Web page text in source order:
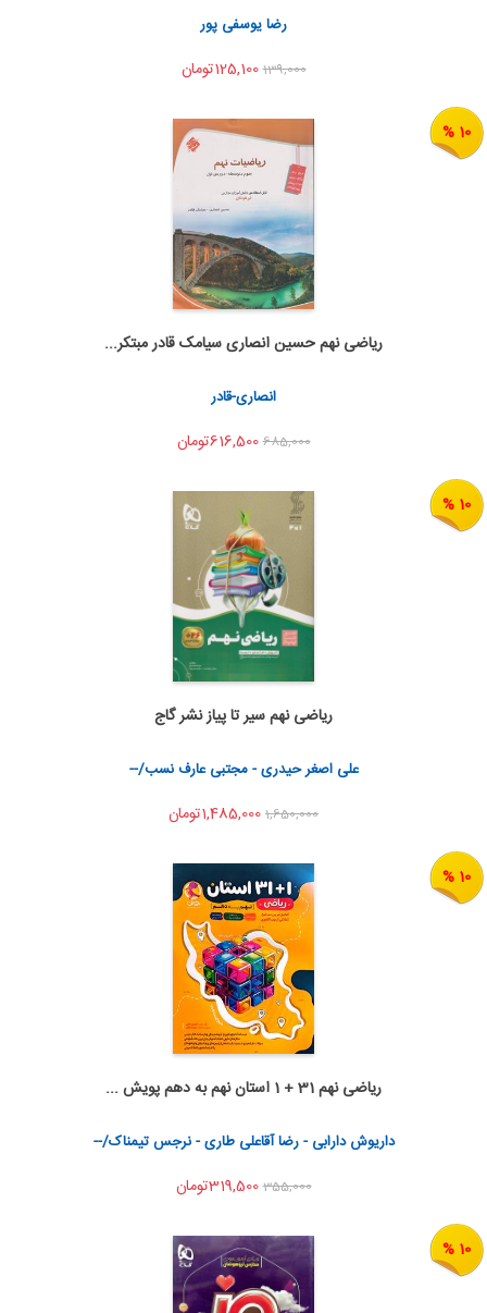
اشتراک گذاری
رضا یوسفی پور
139,000125,100تومان
10 %
اضافه به سبد خرید
اشتراک گذاری
ریاضی نهم حسین انصاری سیامک قادر مبتکر...
انصاری-قادر
685,000616,500تومان
10 %
اضافه به سبد خرید
اشتراک گذاری
ریاضی نهم سیر تا پیاز نشر گاج
علی اصغر حیدری - مجتبی عارف نسب/--
1,650,000
10 %
اضافه به سبد خرید
اشتراک گذاری
ریاضی نهم 31 + 1 استان نهم به دهم پویش ...
داریوش دارابی - رضا آقاعلی طاری - نرجس تیمناک/--
355,000319,500تومان
10 %